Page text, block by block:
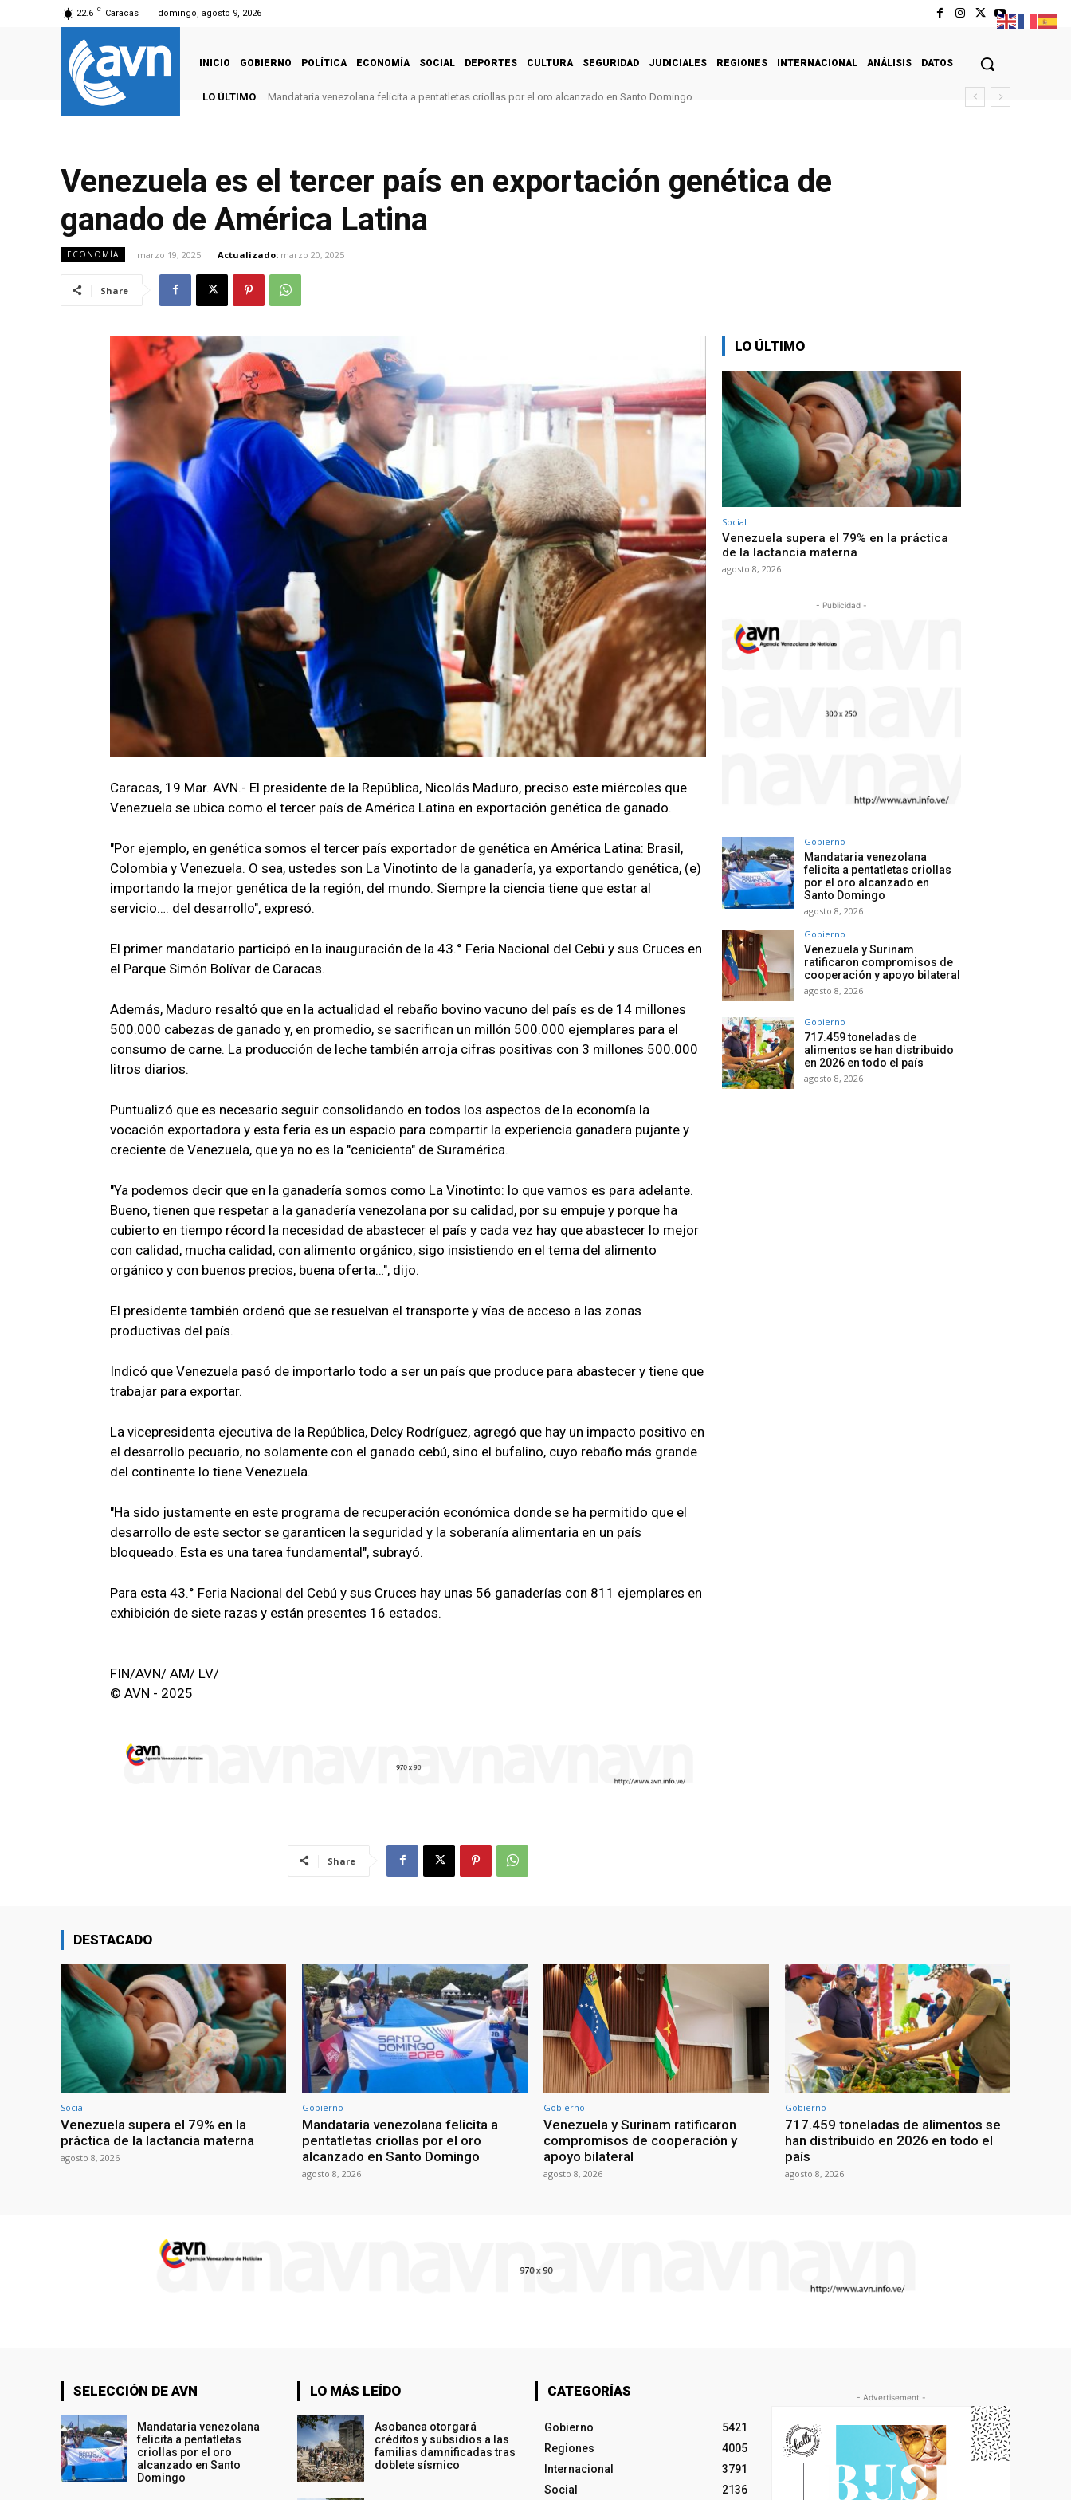
22.6 C Caracas domingo, agosto 9, 2026
INICIO GOBIERNO POLÍTICA ECONOMÍA SOCIAL DEPORTES CULTURA SEGURIDAD JUDICIALES REGIONES INTERNACIONAL ANÁLISIS DATOS
LO ÚLTIMO Mandataria venezolana felicita a pentatletas criollas por el oro alcanzado en Santo Domingo
Venezuela es el tercer país en exportación genética de
ganado de América Latina
ECONOMÍA marzo 19, 2025 Actualizado: marzo 20, 2025
Share
Caracas, 19 Mar. AVN.- El presidente de la República, Nicolás Maduro, preciso este miércoles que
Venezuela se ubica como el tercer país de América Latina en exportación genética de ganado.
"Por ejemplo, en genética somos el tercer país exportador de genética en América Latina: Brasil,
Colombia y Venezuela. O sea, ustedes son La Vinotinto de la ganadería, ya exportando genética, (e)
importando la mejor genética de la región, del mundo. Siempre la ciencia tiene que estar al
servicio…. del desarrollo", expresó.
El primer mandatario participó en la inauguración de la 43.° Feria Nacional del Cebú y sus Cruces en
el Parque Simón Bolívar de Caracas.
Además, Maduro resaltó que en la actualidad el rebaño bovino vacuno del país es de 14 millones
500.000 cabezas de ganado y, en promedio, se sacrifican un millón 500.000 ejemplares para el
consumo de carne. La producción de leche también arroja cifras positivas con 3 millones 500.000
litros diarios.
Puntualizó que es necesario seguir consolidando en todos los aspectos de la economía la
vocación exportadora y esta feria es un espacio para compartir la experiencia ganadera pujante y
creciente de Venezuela, que ya no es la "cenicienta" de Suramérica.
"Ya podemos decir que en la ganadería somos como La Vinotinto: lo que vamos es para adelante.
Bueno, tienen que respetar a la ganadería venezolana por su calidad, por su empuje y porque ha
cubierto en tiempo récord la necesidad de abastecer el país y cada vez hay que abastecer lo mejor
con calidad, mucha calidad, con alimento orgánico, sigo insistiendo en el tema del alimento
orgánico y con buenos precios, buena oferta…", dijo.
El presidente también ordenó que se resuelvan el transporte y vías de acceso a las zonas
productivas del país.
Indicó que Venezuela pasó de importarlo todo a ser un país que produce para abastecer y tiene que
trabajar para exportar.
La vicepresidenta ejecutiva de la República, Delcy Rodríguez, agregó que hay un impacto positivo en
el desarrollo pecuario, no solamente con el ganado cebú, sino el bufalino, cuyo rebaño más grande
del continente lo tiene Venezuela.
"Ha sido justamente en este programa de recuperación económica donde se ha permitido que el
desarrollo de este sector se garanticen la seguridad y la soberanía alimentaria en un país
bloqueado. Esta es una tarea fundamental", subrayó.
Para esta 43.° Feria Nacional del Cebú y sus Cruces hay unas 56 ganaderías con 811 ejemplares en
exhibición de siete razas y están presentes 16 estados.
FIN/AVN/ AM/ LV/
© AVN - 2025
Share
LO ÚLTIMO
Social
Venezuela supera el 79% en la práctica
de la lactancia materna
agosto 8, 2026
- Publicidad -
Gobierno
Mandataria venezolana
felicita a pentatletas criollas
por el oro alcanzado en
Santo Domingo
agosto 8, 2026
Gobierno
Venezuela y Surinam
ratificaron compromisos de
cooperación y apoyo bilateral
agosto 8, 2026
Gobierno
717.459 toneladas de
alimentos se han distribuido
en 2026 en todo el país
agosto 8, 2026
DESTACADO
Social
Venezuela supera el 79% en la
práctica de la lactancia materna
agosto 8, 2026
Gobierno
Mandataria venezolana felicita a
pentatletas criollas por el oro
alcanzado en Santo Domingo
agosto 8, 2026
Gobierno
Venezuela y Surinam ratificaron
compromisos de cooperación y
apoyo bilateral
agosto 8, 2026
Gobierno
717.459 toneladas de alimentos se
han distribuido en 2026 en todo el
país
agosto 8, 2026
SELECCIÓN DE AVN
Mandataria venezolana
felicita a pentatletas
criollas por el oro
alcanzado en Santo
Domingo
LO MÁS LEÍDO
Asobanca otorgará
créditos y subsidios a las
familias damnificadas tras
doblete sísmico
CATEGORÍAS
Gobierno
5421
Regiones
4005
Internacional
3791
Social
2136
- Advertisement -